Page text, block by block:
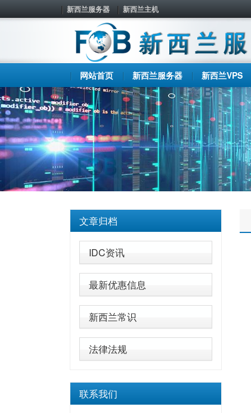
新西兰服务器 新西兰主机
网站首页 新西兰服务器 新西兰VPS
文章归档
IDC资讯
最新优惠信息
新西兰常识
法律法规
联系我们